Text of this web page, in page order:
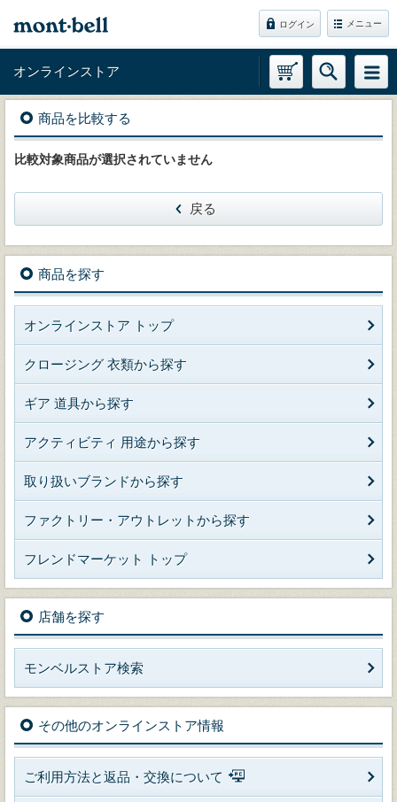
ログイン メニュー
オンラインストア
商品を比較する
比較対象商品が選択されていません
戻る
商品を探す
オンラインストア トップ
クロージング 衣類から探す
ギア 道具から探す
アクティビティ 用途から探す
取り扱いブランドから探す
ファクトリー・アウトレットから探す
フレンドマーケット トップ
店舗を探す
モンベルストア検索
その他のオンラインストア情報
ご利用方法と返品・交換について